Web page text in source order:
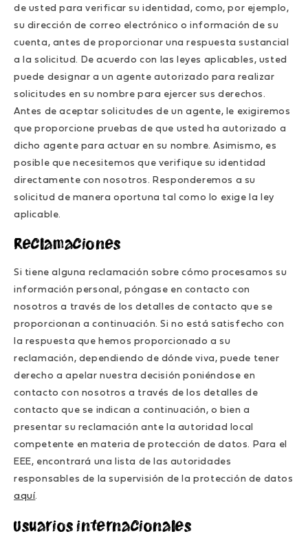
de usted para verificar su identidad, como, por ejemplo,
su dirección de correo electrónico o información de su
cuenta, antes de proporcionar una respuesta sustancial
a la solicitud. De acuerdo con las leyes aplicables, usted
puede designar a un agente autorizado para realizar
solicitudes en su nombre para ejercer sus derechos.
Antes de aceptar solicitudes de un agente, le exigiremos
que proporcione pruebas de que usted ha autorizado a
dicho agente para actuar en su nombre. Asimismo, es
posible que necesitemos que verifique su identidad
directamente con nosotros. Responderemos a su
solicitud de manera oportuna tal como lo exige la ley
aplicable.
Reclamaciones
Si tiene alguna reclamación sobre cómo procesamos su
información personal, póngase en contacto con
nosotros a través de los detalles de contacto que se
proporcionan a continuación. Si no está satisfecho con
la respuesta que hemos proporcionado a su
reclamación, dependiendo de dónde viva, puede tener
derecho a apelar nuestra decisión poniéndose en
contacto con nosotros a través de los detalles de
contacto que se indican a continuación, o bien a
presentar su reclamación ante la autoridad local
competente en materia de protección de datos. Para el
EEE, encontrará una lista de las autoridades
responsables de la supervisión de la protección de datos
aquí.
Usuarios internacionales